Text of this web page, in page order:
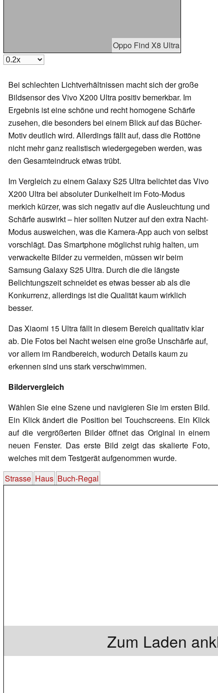
Oppo Find X8 Ultra
Bei schlechten Lichtverhältnissen macht sich der große
Bildsensor des Vivo X200 Ultra positiv bemerkbar. Im
Ergebnis ist eine schöne und recht homogene Schärfe
zusehen, die besonders bei einem Blick auf das Bücher-
Motiv deutlich wird. Allerdings fällt auf, dass die Rottöne
nicht mehr ganz realistisch wiedergegeben werden, was
den Gesamteindruck etwas trübt.
Im Vergleich zu einem Galaxy S25 Ultra belichtet das Vivo
X200 Ultra bei absoluter Dunkelheit im Foto-Modus
merkich kürzer, was sich negativ auf die Ausleuchtung und
Schärfe auswirkt – hier sollten Nutzer auf den extra Nacht-
Modus ausweichen, was die Kamera-App auch von selbst
vorschlägt. Das Smartphone möglichst ruhig halten, um
verwackelte Bilder zu vermeiden, müssen wir beim
Samsung Galaxy S25 Ultra. Durch die die längste
Belichtungszeit schneidet es etwas besser ab als die
Konkurrenz, allerdings ist die Qualität kaum wirklich
besser.
Das Xiaomi 15 Ultra fällt in diesem Bereich qualitativ klar
ab. Die Fotos bei Nacht weisen eine große Unschärfe auf,
vor allem im Randbereich, wodurch Details kaum zu
erkennen sind uns stark verschwimmen.
Bildervergleich
Wählen Sie eine Szene und navigieren Sie im ersten Bild.
Ein Klick ändert die Position bei Touchscreens. Ein Klick
auf die vergrößerten Bilder öffnet das Original in einem
neuen Fenster. Das erste Bild zeigt das skalierte Foto,
welches mit dem Testgerät aufgenommen wurde.
Strasse Haus Buch-Regal
Zum Laden